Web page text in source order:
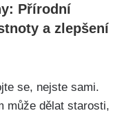
Přírodní
a ⁢zlepšení
se, nejste sami.
může ​dělat starosti,